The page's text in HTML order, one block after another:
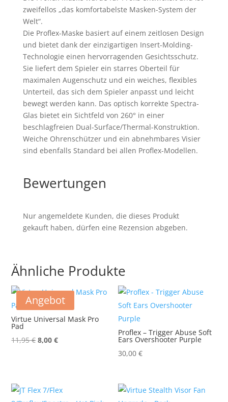
zweifellos „das komfortabelste Masken-System der
Welt“.
Die Proflex-Maske basiert auf einem zeitlosen Design
und bietet dank der einzigartigen Insert-Molding-
Technologie einen hervorragenden Gesichtsschutz.
Sie liefert dem Spieler ein starres Oberteil für
maximalen Augenschutz und ein weiches, flexibles
Unterteil, das sich dem Spieler anpasst und leicht
bewegt werden kann. Das optisch korrekte Spectra-
Glas bietet ein Sichtfeld von 260° in einer
beschlagfreien Dual-Surface/Thermal-Konstruktion.
Weiche Ohrenschützer und ein abnehmbares Visier
sind ebenfalls Standard bei allen Proflex-Modellen.
Bewertungen
Nur angemeldete Kunden, die dieses Produkt
gekauft haben, dürfen eine Rezension abgeben.
Ähnliche Produkte
Angebot
Virtue Universal Mask Pro
Pad
11,95€Ursprünglicher
8,00€Aktueller
Proflex – Trigger Abuse Soft
Ears Overshooter Purple
30,00€